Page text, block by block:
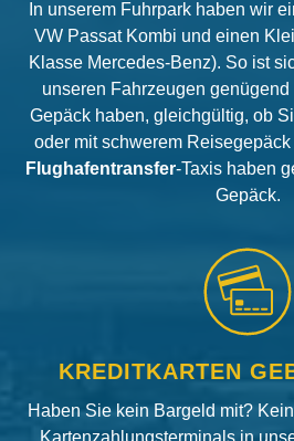
In unserem Fuhrpark haben wir
VW Passat Kombi und einen
Klasse Mercedes-Benz). So ist
unseren Fahrzeugen
Gepäck haben, gleichgültig, ob
oder mit schwerem
Flughafentransfer-Taxis haben
Gepäck.
KREDITKARTEN
Haben Sie kein Bargeld mit?
Kartenzahlungsterminals in